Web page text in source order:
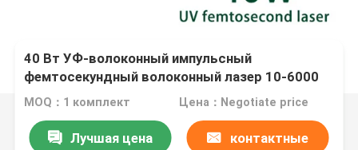
40 Вт УФ-волоконный импульсный
фемтосекундный волоконный лазер 10-6000
кГц
MOQ：1 комплект Цена：Negotiate price
Лучшая цена контактные